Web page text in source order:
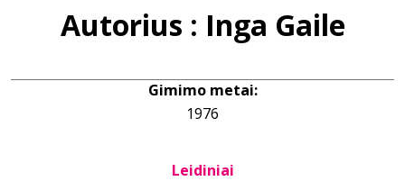
LeidiniaiAutorius : Inga Gaile
Gimimo metai:
1976
Leidiniai